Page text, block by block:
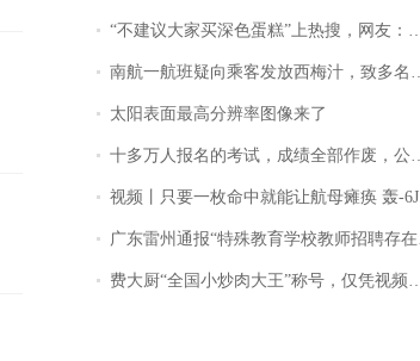
“不建议大家买深色蛋糕”上热搜，网友：天塌了！
南航一航班疑向乘客发放西梅汁，致多名乘客在飞行途中排队上厕所！乘客：机上100多人只有2个厕所；客服回应：并非每架飞机都会发放西梅汁
太阳表面最高分辨率图像来了
十多万人报名的考试，成绩全部作废，公平么？
视频丨只要一枚命中就能让航母瘫痪 轰-6J实力有多强？
广东雷州通报“特殊教育学校教师招聘存在违规行为”：已启动问责程序 副校长被停职
费大厨“全国小炒肉大王”称号，仅凭视频评出？中国烹饪协会回应